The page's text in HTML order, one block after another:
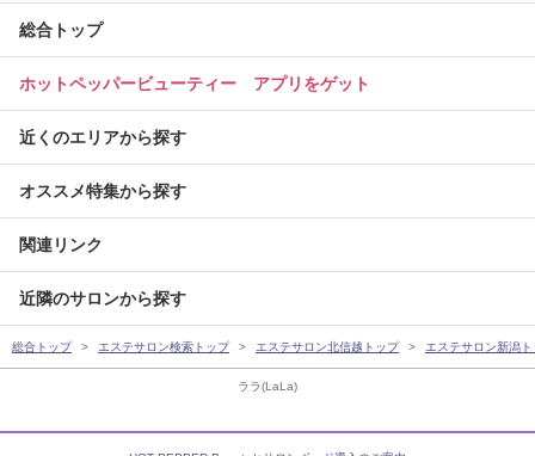
ララ(LaLa)
総合トップ
ホットペッパービューティー アプリをゲット
近くのエリアから探す
オススメ特集から探す
関連リンク
近隣のサロンから探す
総合トップ エステサロン検索トップ エステサロン北信越トップ エステサロン新潟ト